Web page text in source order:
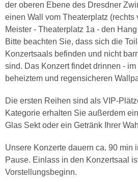
der oberen Ebene des Dresdner
einen Wall vom Theaterplatz (rechts
Meister - Theaterplatz 1a - den
Bitte beachten Sie, dass sich die
Konzertsaals befinden und nicht
sind. Das Konzert findet drinnen -
beheiztem und regensicheren
Die ersten Reihen sind als VIP-
Kategorie erhalten Sie außerdem
Glas Sekt oder ein Getränk Ihrer
Unsere Konzerte dauern ca. 90 min
Pause. Einlass in den Konzertsaal
Vorstellungsbeginn.